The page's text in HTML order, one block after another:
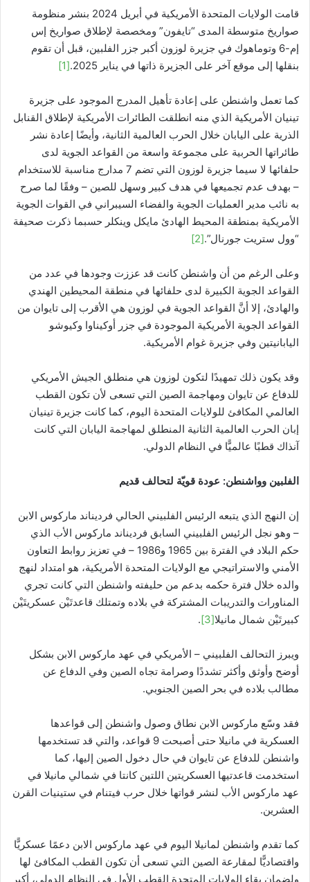
قامت الولايات المتحدة الأمريكية في أبريل 2024 بنشر منظومة
صواريخ متوسطة المدى “تايفون” ومخصصة لإطلاق صواريخ إس
إم-6 وتوماهوك في جزيرة لوزون أكبر جزر الفلبين، قبل أن تقوم
بنقلها إلى موقع آخر على الجزيرة ذاتها في يناير 2025.
[1]
كما تعمل واشنطن على إعادة تأهيل المدرج الموجود على جزيرة
تينيان الأمريكية الذي منه انطلقت الطائرات الأمريكية لإطلاق القنابل
الذرية على اليابان خلال الحرب العالمية الثانية، وأيضًا إعادة نشر
طائراتها الحربية على مجموعة واسعة من القواعد الجوية لدى
حلفائها لا سيما جزيرة لوزون التي تضم 7 مدارج مناسبة للاستخدام
– بهدف عدم تجميعها في هدف كبير وسهل للصين – وفقًا لما صرح
به نائب مدير العمليات الجوية والفضاء السيبراني في القوات الجوية
الأمريكية بمنطقة المحيط الهادئ مايكل وينكلر حسبما ذكرت صحيفة
“وول ستريت جورنال”.[2]
وعلى الرغم من أن واشنطن كانت قد عززت وجودها في عدد من
القواعد الجوية الكبيرة لدى حلفائها في منطقة المحيطين الهندي
والهادئ، إلا أنَّ القواعد الجوية في لوزون هي الأقرب إلى تايوان من
القواعد الجوية الأمريكية الموجودة في جزر أوكيناوا وكيوشو
اليابانيتين وفي جزيرة غوام الأمريكية.
وقد يكون ذلك تمهيدًا لتكون لوزون هي منطلق الجيش الأمريكي
للدفاع عن تايوان ومهاجمة الصين التي تسعى لأن تكون القطب
العالمي المكافئ للولايات المتحدة اليوم، كما كانت جزيرة تينيان
إبان الحرب العالمية الثانية المنطلق لمهاجمة اليابان التي كانت
آنذاك قطبًا عالميًّا في النظام الدولي.
الفلبين وواشنطن: عودة قويّة لتحالف قديم
إن النهج الذي يتبعه الرئيس الفلبيني الحالي فرديناند ماركوس الابن
– وهو نجل الرئيس الفلبيني السابق فرديناند ماركوس الأب الذي
حكم البلاد في الفترة بين 1965 و1986 – في تعزيز روابط التعاون
الأمني والاستراتيجي مع الولايات المتحدة الأمريكية، هو امتداد لنهج
والده خلال فترة حكمه بدعم من حليفته واشنطن التي كانت تجري
المناورات والتدريبات المشتركة في بلاده وتمتلك قاعدتَيْن عسكريتَيْن
كبيرتَيْن شمال مانيلا[3]
.
ويبرز التحالف الفلبيني – الأمريكي في عهد ماركوس الابن بشكل
أوضح وأوثق وأكثر تشددًا وصرامة تجاه الصين وفي الدفاع عن
مطالب بلاده في بحر الصين الجنوبي.
فقد وسّع ماركوس الابن نطاق وصول واشنطن إلى قواعدها
العسكرية في مانيلا حتى أصبحت 9 قواعد، والتي قد تستخدمها
واشنطن للدفاع عن تايوان في حال دخول الصين إليها، كما
استخدمت قاعدتيها العسكريتين اللتين كانتا في شمالي مانيلا في
عهد ماركوس الأب لنشر قواتها خلال حرب فيتنام في ستينيات القرن
العشرين.
كما تقدم واشنطن لمانيلا اليوم في عهد ماركوس الابن دعمًا عسكريًّا
واقتصاديًّا لمقارعة الصين التي تسعى أن تكون القطب المكافئ لها
ولضمان بقاء الولايات المتحدة القطب الأول في النظام الدولي، أكبر